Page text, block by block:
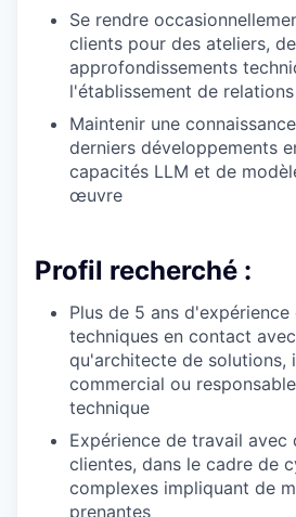
Se rendre
clients pour des ateliers,
approfondissements
l'établissement de relations
Maintenir une
derniers développements
capacités LLM et de
œuvre
Profil recherché :
Plus de 5 ans
techniques en contact
qu'architecte de solutions,
commercial ou
technique
Expérience de travail avec
clientes, dans le cadre de
complexes impliquant de
prenantes